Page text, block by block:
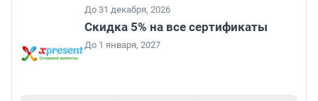
До 31 декабря, 2026
Скидка 5% на все сертификаты
До 1 января, 2027